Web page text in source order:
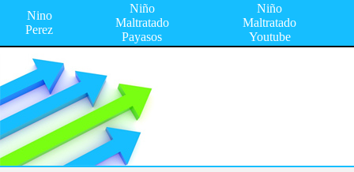
Nino
Perez
Niño
Maltratado
Payasos
Niño
Maltratado
Youtube